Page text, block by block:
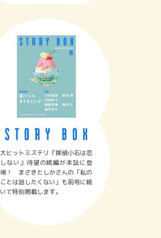
大ヒットミステリ『探偵小石は恋
しない』待望の続編が本誌に登
場！ まさきとしかさんの「私の
ことは話したくない」も前号に続
いて特別掲載します。